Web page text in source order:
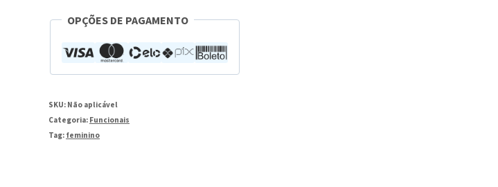
OPÇÕES DE PAGAMENTO
SKU: Não aplicável
Categoria: Funcionais
Tag: feminino